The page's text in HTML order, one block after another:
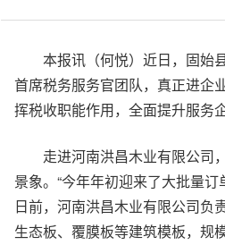
本报讯（何悦）近日，固始
首席税务服务官团队，真正进企
挥税收职能作用，全面提升服务
走进河南洪昌木业有限公司
景象。“今年年初迎来了大批量
日前，河南洪昌木业有限公司负
生态板、覆膜板等建筑模板，规